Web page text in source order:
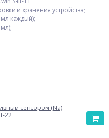
и хранения устройства;
мл каждый);
сенсором (Na)
22